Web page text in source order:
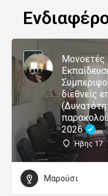
Μονοετές
διεθνείς
2026
Ήβης 17
Μαρούσι